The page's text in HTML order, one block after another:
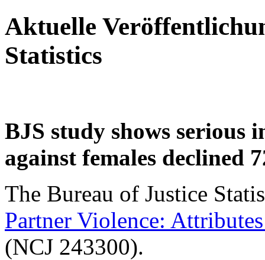
Aktuelle
Statistics
BJS study shows serious
against females declined
The Bureau of Justice
Partner Violence:
(NCJ 243300).